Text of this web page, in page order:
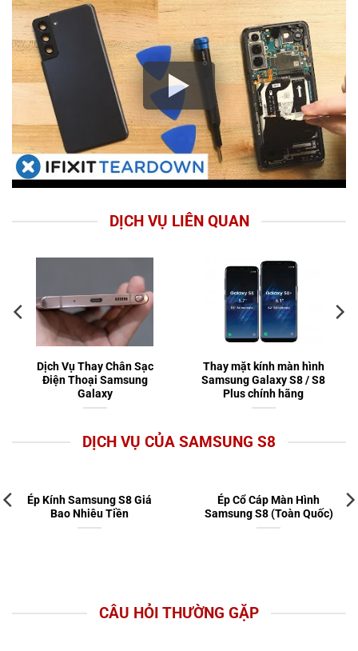
DỊCH VỤ LIÊN QUAN
Dịch Vụ Thay Chân Sạc
Điện Thoại Samsung
Galaxy
Thay mặt kính màn hình
Samsung Galaxy S8 / S8
Plus chính hãng
DỊCH VỤ CỦA SAMSUNG S8
Ép Kính Samsung S8 Giá
Bao Nhiêu Tiền
Ép Cổ Cáp Màn Hình
Samsung S8 (Toàn Quốc)
CÂU HỎI THƯỜNG GẶP